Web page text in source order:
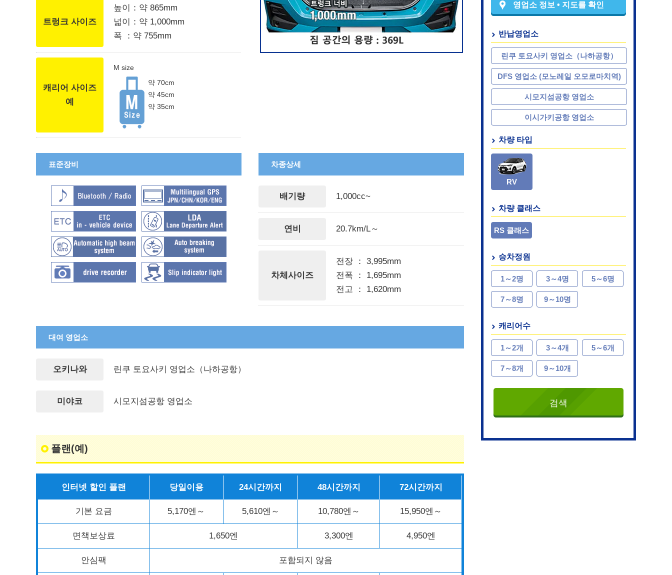
트렁크 사이즈
높이：약 865mm
넓이：약 1,000mm
폭 ：약 755mm
캐리어 사이즈
예
M size
약 70cm
약 45cm
약 35cm
표준장비 차종상세
배기량 1,000cc~
연비 20.7km/L～
차체사이즈
전장 ： 3,995mm
전폭 ： 1,695mm
전고 ： 1,620mm
대여 영업소
오키나와 린쿠 토요사키 영업소（나하공항）
미야코 시모지섬공항 영업소
플랜(예)
인터넷 할인 플랜 당일이용 24시간까지 48시간까지 72시간까지
기본 요금 5,170엔～ 5,610엔～ 10,780엔～ 15,950엔～
면책보상료 1,650엔 3,300엔 4,950엔
안심팩 포함되지 않음
영업소 정보 • 지도를 확인
반납영업소
린쿠 토요사키 영업소（나하공항）
DFS 영업소 (모노레일 오모로마치역)
시모지섬공항 영업소
이시가키공항 영업소
차량 타입
RV
차량 클래스
RS 클래스
승차정원
1～2명 3～4명 5～6명
7～8명 9～10명
캐리어수
1～2개 3～4개 5～6개
7～8개 9～10개